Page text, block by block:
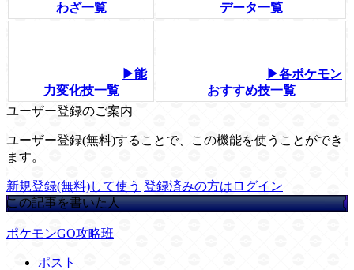
わざ一覧
データ一覧
▶能
力変化技一覧
▶各ポケモン
おすすめ技一覧
ユーザー登録のご案内
ユーザー登録(無料)することで、この機能を使うことができ
ます。
新規登録(無料)して使う 登録済みの方はログイン
この記事を書いた人
ポケモンGO攻略班
ポスト